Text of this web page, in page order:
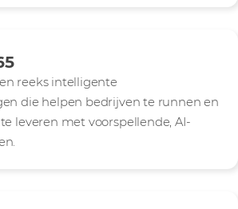
reeks intelligente
die helpen bedrijven te runnen en
leveren met voorspellende, AI-